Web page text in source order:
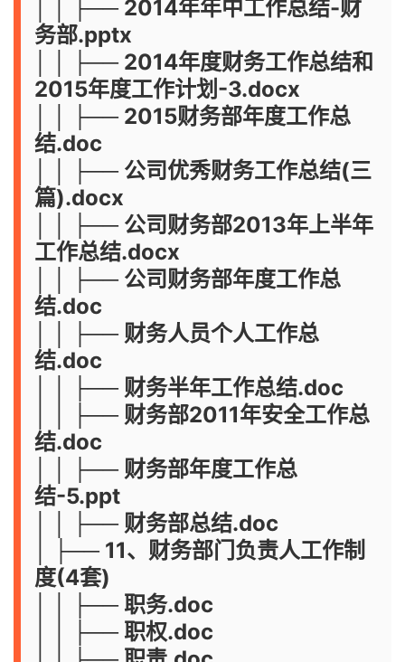
│ │ ├── 2014年年中工作总结-财
务部.pptx
│ │ ├── 2014年度财务工作总结和
2015年度工作计划-3.docx
│ │ ├── 2015财务部年度工作总
结.doc
│ │ ├── 公司优秀财务工作总结(三
篇).docx
│ │ ├── 公司财务部2013年上半年
工作总结.docx
│ │ ├── 公司财务部年度工作总
结.doc
│ │ ├── 财务人员个人工作总
结.doc
│ │ ├── 财务半年工作总结.doc
│ │ ├── 财务部2011年安全工作总
结.doc
│ │ ├── 财务部年度工作总
结-5.ppt
│ │ ├── 财务部总结.doc
│ ├── 11、财务部门负责人工作制
度(4套)
│ │ ├── 职务.doc
│ │ ├── 职权.doc